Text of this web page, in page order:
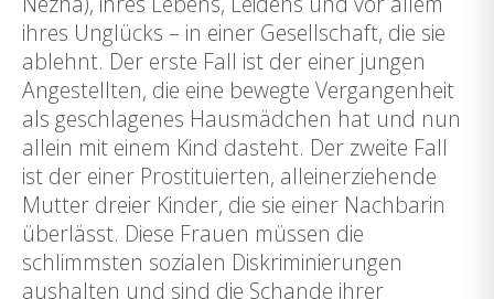
ihres Unglücks – in einer Gesellschaft, die sie
ablehnt. Der erste Fall ist der einer jungen
Angestellten, die eine bewegte Vergangenheit
als geschlagenes Hausmädchen hat und nun
allein mit einem Kind dasteht. Der zweite Fall
ist der einer Prostituierten, alleinerziehende
Mutter dreier Kinder, die sie einer Nachbarin
überlässt. Diese Frauen müssen die
schlimmsten sozialen Diskriminierungen
aushalten und sind die Schande ihrer